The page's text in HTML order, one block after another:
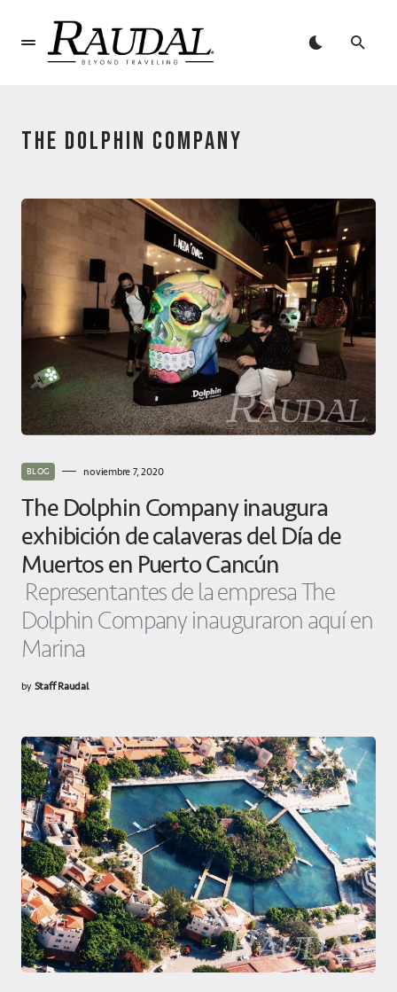
THE DOLPHIN COMPANY
BLOG noviembre 7, 2020
The Dolphin Company inaugura
exhibición de calaveras del Día de
Muertos en Puerto Cancún
Representantes de la empresa The
Dolphin Company inauguraron aquí en
Marina
byStaff Raudal